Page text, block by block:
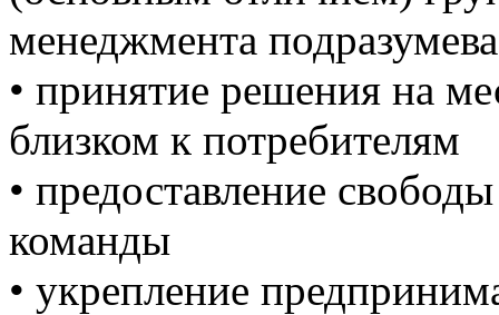
менеджмента
• принятие решения на
близком к потребителям
• предоставление
команды
• укрепление